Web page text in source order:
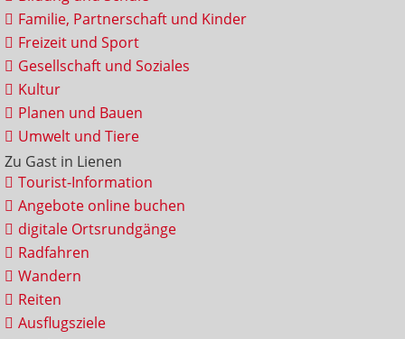
Familie, Partnerschaft und Kinder
Freizeit und Sport
Gesellschaft und Soziales
Kultur
Planen und Bauen
Umwelt und Tiere
Zu Gast in Lienen
Tourist-Information
Angebote online buchen
digitale Ortsrundgänge
Radfahren
Wandern
Reiten
Ausflugsziele